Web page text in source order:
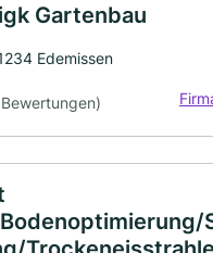
Gartenbau
Edemissen